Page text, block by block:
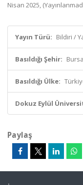
Nisan 2025,
Yayın Türü: Bildiri /
Basıldığı Şehir: Bursa
Basıldığı Ülke:
Dokuz Eylül
Paylaş